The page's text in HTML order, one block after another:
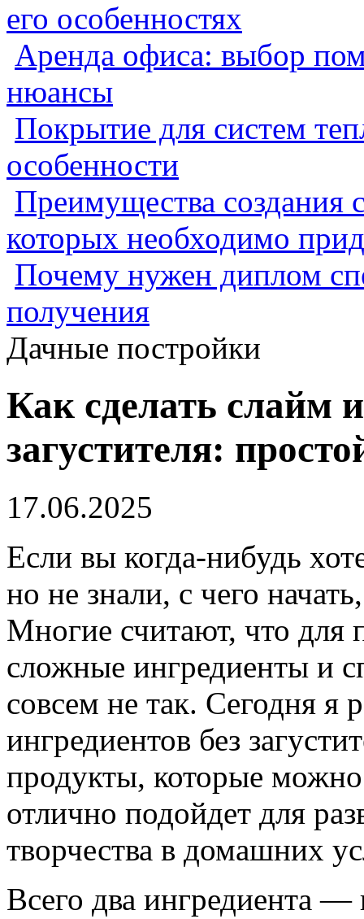
его особенностях
Аренда офиса: выбор
нюансы
Покрытие для систем
особенности
Преимущества создания
которых необходимо
Почему нужен диплом
получения
Дачные постройки
Как сделать слайм
загустителя:
17.06.2025
Если вы когда-нибудь
но не знали, с чего
Многие считают, что для
сложные ингредиенты и
совсем не так. Сегодня я
ингредиентов без
продукты, которые
отлично подойдет для
творчества в домашних
Всего два ингредиента —